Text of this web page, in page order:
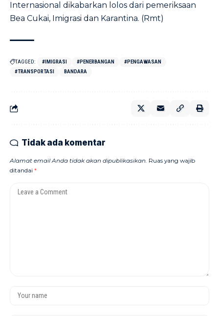
Internasional dikabarkan lolos dari pemeriksaan
Bea Cukai, Imigrasi dan Karantina. (Rmt)
TAGGED: #IMIGRASI #PENERBANGAN
#PENGAWASAN
#TRANSPORTASI
BANDARA
Tidak ada komentar
Alamat email Anda tidak akan dipublikasikan. Ruas yang wajib
ditandai *